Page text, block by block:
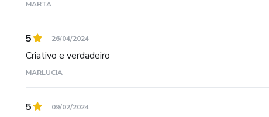
MARTA
5 26/04/2024
Criativo e verdadeiro
MARLUCIA
5 09/02/2024